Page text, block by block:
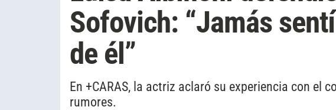
Sofovich: “Jamás
de él”
En +CARAS, la actriz aclaró su experiencia con el
rumores.